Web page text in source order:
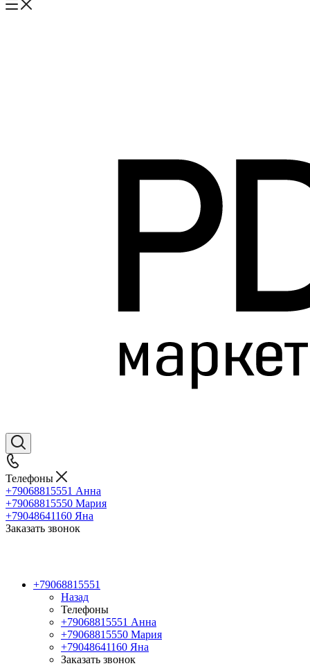
Телефоны
+79068815551 Анна
+79068815550 Мария
+79048641160 Яна
Заказать звонок
+79068815551
Назад
Телефоны
+79068815551 Анна
+79068815550 Мария
+79048641160 Яна
Заказать звонок